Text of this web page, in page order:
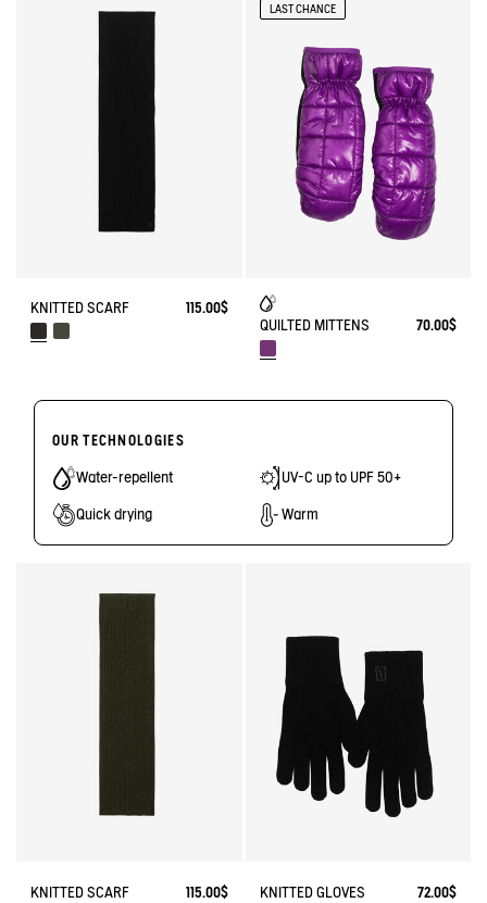
KNITTED SCARF 115.00$
LAST CHANCE
QUILTED MITTENS 70.00$
OUR TECHNOLOGIES
Water-repellent UV-C up to UPF 50+
Quick drying Warm
KNITTED SCARF 115.00$ KNITTED GLOVES 72.00$